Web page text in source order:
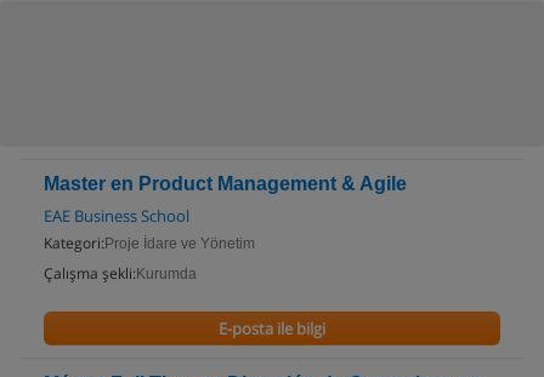
Master en Product Management & Agile
EAE Business School
Kategori: Proje İdare ve Yönetim
Çalışma şekli: Kurumda
E-posta ile bilgi